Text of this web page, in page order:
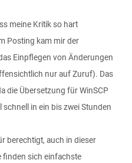
meine Kritik so hart
Posting kam mir der
Einpflegen von Änderungen
nur auf Zuruf). Das
die Übersetzung für WinSCP
in ein bis zwei Stunden
berechtigt, auch in dieser
finden sich einfachste